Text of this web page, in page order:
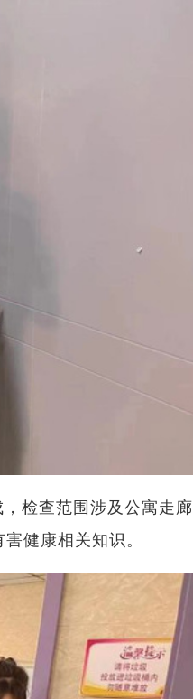
， 检查范围涉及公寓走廊
健康相关知识。